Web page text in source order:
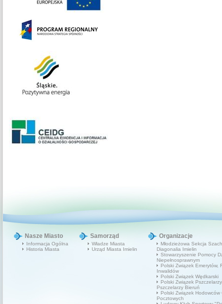
Nasze Miasto
Informacja Ogólna
Historia Miasta
Samorząd
Władze Miasta
Urząd Miasta Imielin
Organizacje
Młodzieżowa Sekcja
Diagonalia Imielin
Stowarzyszenie Pomocy
Niepełnosprawnym
Polski Związek Emerytów,
Inwalidów
Polski Związek Wędkarski
Polski Związek
Pszczelarzy Bieruń
Polski Związek Hodowców
Pocztowych